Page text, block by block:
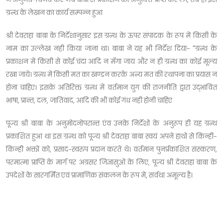
ग्रन्थ के लेखन का कार्य सम्पन्न हुआ
श्री देवराहा बाबा के निर्देशानुसार इस ग्रन्थ के ऊपर संपादक के रूप में किसी के
नाम का उल्लेख नही किया जाना था। बाबा ने यह भी निर्देश दिया- "ग्रन्थ के
प्रकाशन में किसी से कोई चंदा आदि न मँगा जाय और न ही ग्रन्थ का कोई मूल्य
रखा जाये। ग्रन्थ में किसी मत का खण्डन करके अन्य मत की रथापना का प्रयास न
होना चाहिए। इसके अतिरिक्त ग्रन्थ में वर्तमान युग की राजनीति द्वारा उद्भावित
भाषा, प्रान्त, दल, जातिवाद, आदि की भी कोई गंध नही होनी चाहिए
पूज्य श्री बाबा के अनुमोदनोपरान्त एंव उनके निर्देशों के अनुरूप ही यह ग्रन्थ
प्रकाशित हुआ था इस ग्रन्थ को पूज्य श्री देवराहा बाबा स्वयं अपने हाथों से किन्ही-
किन्ही भक्तों को, प्रसाद-स्वरुप प्रदान करते थे। वर्तमान पुनर्प्रकाशित संस्करण,
परमात्मा प्राप्ति के मार्ग पर अग्रसर जिज्ञासुओं के लिए, पूज्य श्री देवराहा बाबा के
उपदेशों के सारगर्मित एवं प्रामाणिक संकलन के रूप में, सर्वथा अमूल्य है।